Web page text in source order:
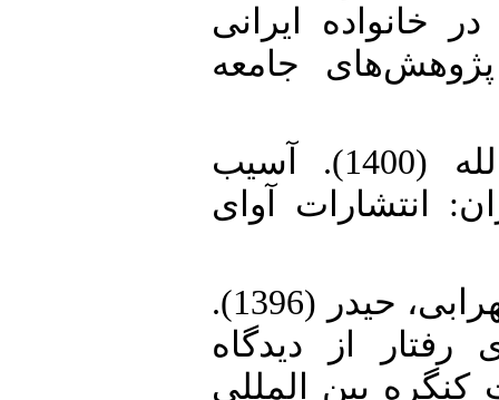
در خانواده ایرانی
پژوهش‌های جامعه
20. ستوده، هدایت الله (1400). آسیب
انتشارات آوای
21. شایگان، فریبا و سهرابی، حیدر (1396).
رفتار از دیدگاه
کنگره بین المللی